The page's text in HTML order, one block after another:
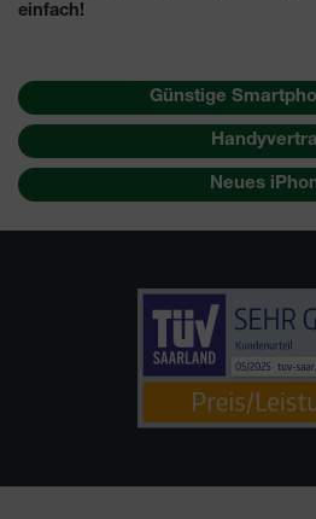
einfach!
Günstige
Neues